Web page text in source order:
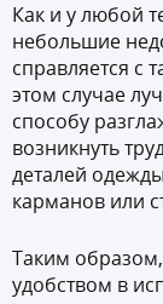
Как и у любой
небольшие
справляется с
этом случае
способу
возникнуть
деталей
карманов или
Таким
удобством в